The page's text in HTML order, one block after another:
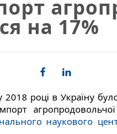
на 17%
році в Україну
наукового